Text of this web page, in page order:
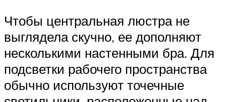
Чтобы центральная люстра не
выглядела скучно, ее дополняют
несколькими настенными бра. Для
подсветки рабочего пространства
обычно используют точечные